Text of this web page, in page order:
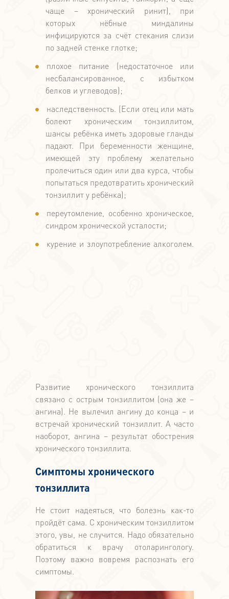
чаще – хронический ринит), при
которых нёбные миндалины
инфицируются за счёт стекания слизи
по задней стенке глотке;
плохое питание (недостаточное или
несбалансированное, с избытком
белков и углеводов);
наследственность. (Если отец или мать
болеют хроническим тонзиллитом,
шансы ребёнка иметь здоровые гланды
падают. При беременности женщине,
имеющей эту проблему желательно
пролечиться один или два курса, чтобы
попытаться предотвратить хронический
тонзиллит у ребёнка);
переутомление, особенно хроническое,
синдром хронической усталости;
курение и злоупотребление алкоголем.
Развитие хронического тонзиллита
связано с острым тонзиллитом (она же –
ангина). Не вылечил ангину до конца – и
встречай хронический тонзиллит. А часто
наоборот, ангина – результат обострения
хронического тонзиллита.
Симптомы хронического
тонзиллита
Не стоит надеяться, что болезнь как-то
пройдёт сама. С хроническим тонзиллитом
этого, увы, не случится. Надо обязательно
обратиться к врачу отоларингологу.
Поэтому важно вовремя распознать его
симптомы.